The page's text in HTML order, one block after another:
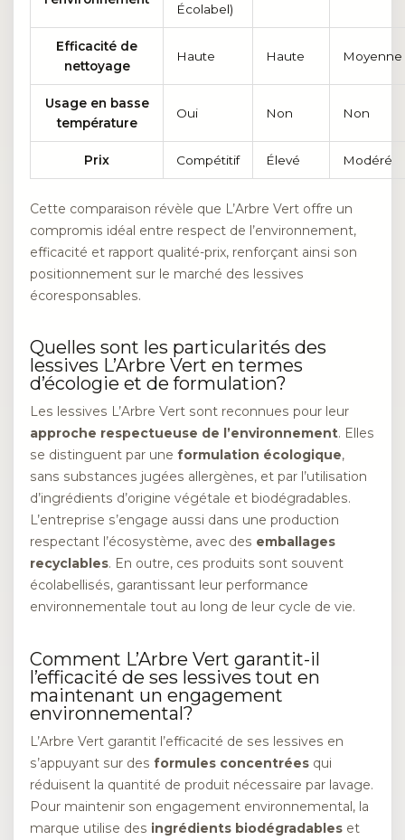
Écolabel)
Efficacité de
nettoyage
Haute Haute Moyenne
Usage en basse
température
Oui Non Non
Prix Compétitif Élevé Modéré
Cette comparaison révèle que L’Arbre Vert offre un
compromis idéal entre respect de l’environnement,
efficacité et rapport qualité-prix, renforçant ainsi son
positionnement sur le marché des lessives
écoresponsables.
Quelles sont les particularités des
lessives L’Arbre Vert en termes
d’écologie et de formulation?
Les lessives L’Arbre Vert sont reconnues pour leur
approche respectueuse de l’environnement. Elles
se distinguent par une formulation écologique,
sans substances jugées allergènes, et par l’utilisation
d’ingrédients d’origine végétale et biodégradables.
L’entreprise s’engage aussi dans une production
respectant l’écosystème, avec des emballages
recyclables. En outre, ces produits sont souvent
écolabellisés, garantissant leur performance
environnementale tout au long de leur cycle de vie.
Comment L’Arbre Vert garantit-il
l’efficacité de ses lessives tout en
maintenant un engagement
environnemental?
L’Arbre Vert garantit l’efficacité de ses lessives en
s’appuyant sur des formules concentrées qui
réduisent la quantité de produit nécessaire par lavage.
Pour maintenir son engagement environnemental, la
marque utilise des ingrédients biodégradables et